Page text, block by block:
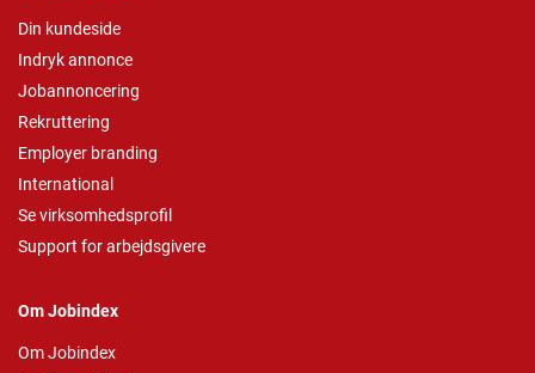
Din kundeside
Indryk annonce
Jobannoncering
Rekruttering
Employer branding
International
Se virksomhedsprofil
Support for arbejdsgivere
Om Jobindex
Om Jobindex